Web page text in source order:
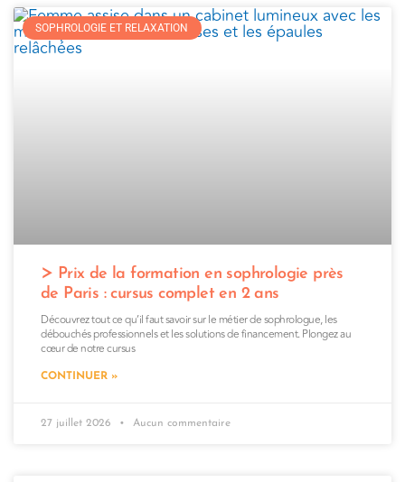
SOPHROLOGIE ET RELAXATION
Prix de la formation en sophrologie près
de Paris : cursus complet en 2 ans
Découvrez tout ce qu’il faut savoir sur le métier de sophrologue, les
débouchés professionnels et les solutions de financement. Plongez au
cœur de notre cursus
CONTINUER »
27 juillet 2026 Aucun commentaire